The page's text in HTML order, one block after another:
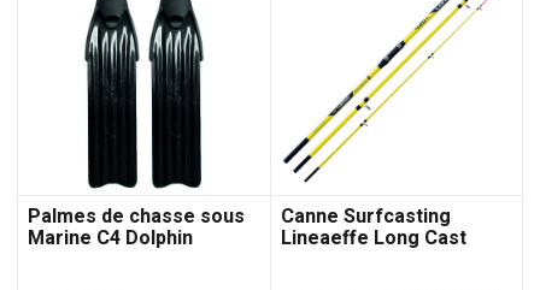
Palmes de chasse sous
Marine C4 Dolphin
Canne Surfcasting
Lineaeffe Long Cast